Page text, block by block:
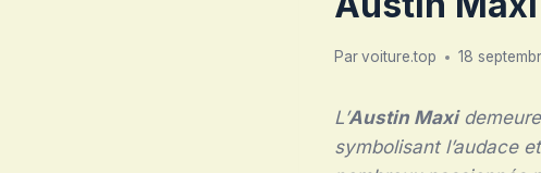
Parvoiture.top 18
L’Austin Maxi
symbolisant l’audace